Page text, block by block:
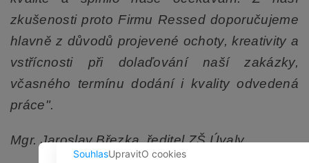
zkušenosti proto Firmu Ressed doporučujeme
hlavně z důvodů projevené ochoty, kreativity a
vstřícnosti při dolaďování naší zakázky,
včasného termínu dodání i kvality odvedená
práce".
Mgr. Jaroslav Březka, ředitel ZŠ Úvaly